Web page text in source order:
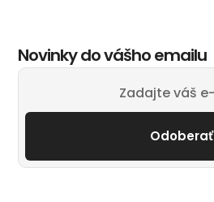
Novinky do vášho emailu
Odoberať